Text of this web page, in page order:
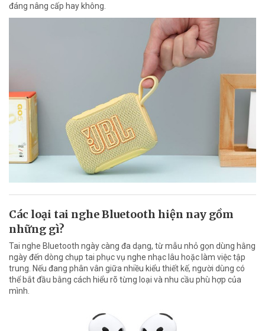
đáng nâng cấp hay không.
Các loại tai nghe Bluetooth hiện nay gồm
những gì?
Tai nghe Bluetooth ngày càng đa dạng, từ mẫu nhỏ gọn dùng hằng
ngày đến dòng chụp tai phục vụ nghe nhạc lâu hoặc làm việc tập
trung. Nếu đang phân vân giữa nhiều kiểu thiết kế, người dùng có
thể bắt đầu bằng cách hiểu rõ từng loại và nhu cầu phù hợp của
mình.